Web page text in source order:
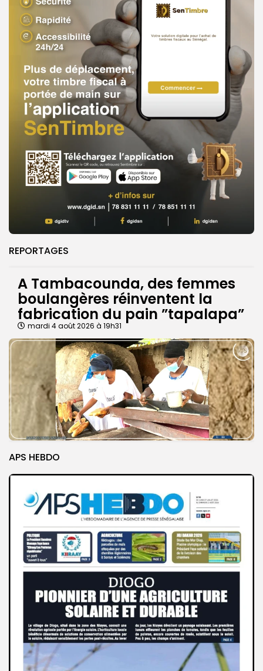
REPORTAGES
A Tambacounda, des femmes
boulangères réinventent la
fabrication du pain ”tapalapa”
mardi 4 août 2026 à 19h31
APS HEBDO